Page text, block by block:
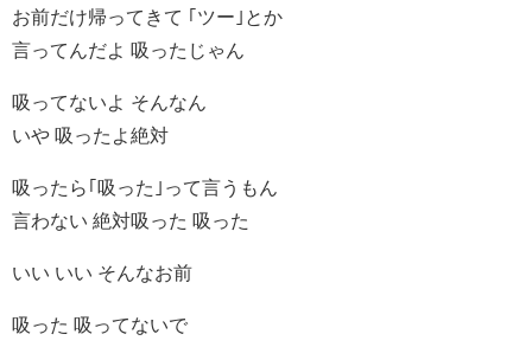
お前だけ帰ってきて ｢ツー｣とか
言ってんだよ 吸ったじゃん
吸ってないよ そんなん
いや 吸ったよ絶対
吸ったら｢吸った｣って言うもん
言わない 絶対吸った 吸った
いい いい そんなお前
吸った 吸ってないで